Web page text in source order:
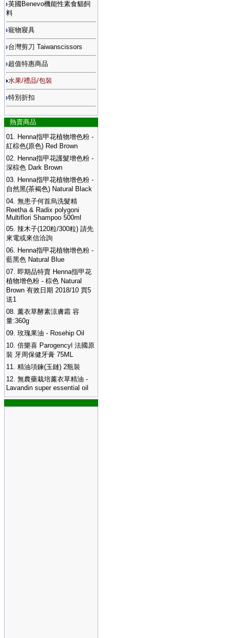
英國Benevo機能性素食貓飼
料
寵物寢具
台灣剪刀 Taiwanscissors
超值特惠商品
水果/禮品/包裝
特別折扣
熱賣商品
01. Henna指甲花植物增色粉 -
紅棕色(原色) Red Brown
02. Henna指甲花護髮增色粉 -
深棕色 Dark Brown
03. Henna指甲花植物增色粉 -
自然黑(茶褐色) Natural Black
04. 無患子何首烏洗髮精
Reetha & Radix polygoni
Multiflori Shampoo 500ml
05. 辣木子(120粒/300粒) 請先
來電或來信洽詢
06. Henna指甲花植物增色粉 -
藍黑色 Natural Blue
07. 即期品特賣 Henna指甲花
植物增色粉 - 棕色 Natural
Brown 有效日期 2018/10 買5
送1
08. 薰衣草酵素涼膚霜 容
量:360g
09. 玫瑰果油 - Rosehip Oil
10. 倍樂喜 Parogencyl 法國原
裝 牙周保健牙膏 75ML
11. 精油項鍊(玉鏈) 2瓶裝
12. 無農藥栽培薰衣草精油 -
Lavandin super essential oil